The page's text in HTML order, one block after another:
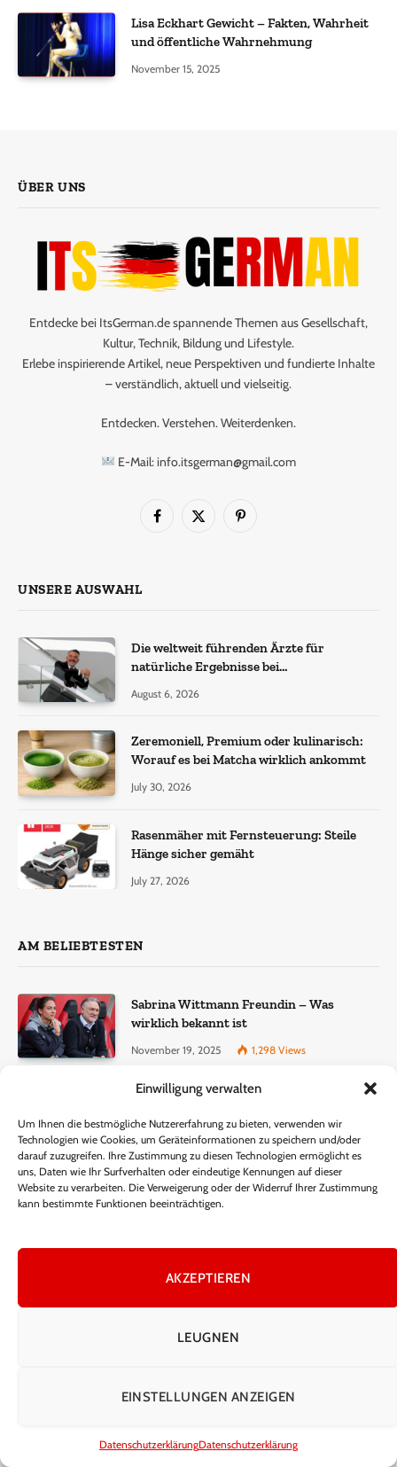
Einwilligung verwalten
Um Ihnen die bestmögliche Nutzererfahrung zu bieten, verwenden wir
Technologien wie Cookies, um Geräteinformationen zu speichern und/oder
darauf zuzugreifen. Ihre Zustimmung zu diesen Technologien ermöglicht es
uns, Daten wie Ihr Surfverhalten oder eindeutige Kennungen auf dieser
Website zu verarbeiten. Die Verweigerung oder der Widerruf Ihrer Zustimmung
kann bestimmte Funktionen beeinträchtigen.
AKZEPTIEREN
LEUGNEN
EINSTELLUNGEN ANZEIGEN
DatenschutzerklärungDatenschutzerklärung
Lisa Eckhart Gewicht – Fakten, Wahrheit
und öffentliche Wahrnehmung
November 15, 2025
ÜBER UNS
Entdecke bei ItsGerman.de spannende Themen aus Gesellschaft,
Kultur, Technik, Bildung und Lifestyle.
Erlebe inspirierende Artikel, neue Perspektiven und fundierte Inhalte
– verständlich, aktuell und vielseitig.
Entdecken. Verstehen. Weiterdenken.
E-Mail: info.itsgerman@gmail.com
Facebook
X
Pinterest
UNSERE AUSWAHL
Die weltweit führenden Ärzte für
natürliche Ergebnisse bei
August 6, 2026
Zeremoniell, Premium oder kulinarisch:
Worauf es bei Matcha wirklich ankommt
July 30, 2026
Rasenmäher mit Fernsteuerung: Steile
Hänge sicher gemäht
July 27, 2026
AM BELIEBTESTEN
Sabrina Wittmann Freundin – Was
wirklich bekannt ist
November 19, 2025 1,298 Views
Julia Leischik Lebenspartner – Fakten &
Einordnung
December 22, 2025 957 Views
Lisa Eckhart Gewicht – Fakten, Wahrheit
und öffentliche Wahrnehmung
X
Instagram
HAFTUNGSAUSSCHLUSS
DATENSCHUTZERKLÄRUNG